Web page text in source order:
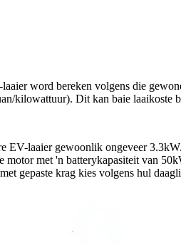
word bereken volgens die
kilowattuur). Dit kan baie
EV-laaier gewoonlik ongeveer
motor met 'n batterykapasiteit van
gepaste krag kies volgens hul